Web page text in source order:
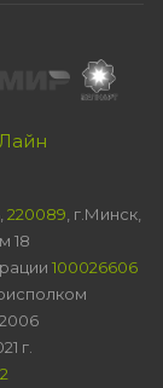
220089 , г.Минск,
18
100026606
г.